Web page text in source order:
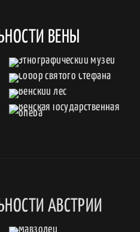
ВЕНЫ
АВСТРИИ